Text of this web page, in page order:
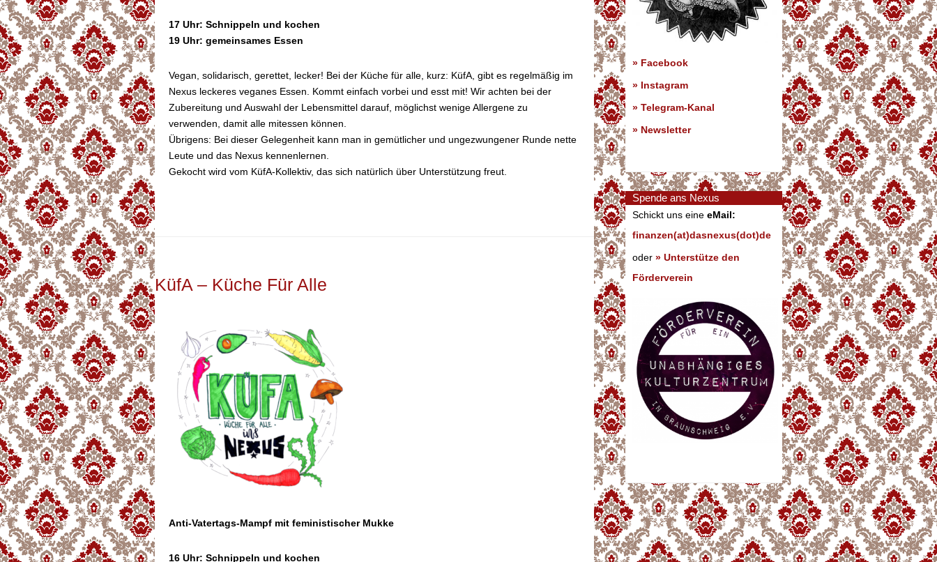
17 Uhr: Schnippeln und kochen
19 Uhr: gemeinsames Essen
Vegan, solidarisch, gerettet, lecker! Bei der Küche für alle, kurz: KüfA, gibt es regelmäßig im
Nexus leckeres veganes Essen. Kommt einfach vorbei und esst mit! Wir achten bei der
Zubereitung und Auswahl der Lebensmittel darauf, möglichst wenige Allergene zu
verwenden, damit alle mitessen können.
Übrigens: Bei dieser Gelegenheit kann man in gemütlicher und ungezwungener Runde nette
Leute und das Nexus kennenlernen.
Gekocht wird vom KüfA-Kollektiv, das sich natürlich über Unterstützung freut.
KüfA – Küche Für Alle
Anti-Vatertags-Mampf mit feministischer Mukke
16 Uhr: Schnippeln und kochen
» Facebook
» Instagram
» Telegram-Kanal
» Newsletter
Spende ans Nexus
Schickt uns eine eMail:
finanzen(at)dasnexus(dot)de
oder » Unterstütze den
Förderverein